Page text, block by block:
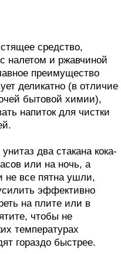
средство,
налетом и ржавчиной
преимущество
деликатно (в отличие
бытовой химии),
напиток для чистки
два стакана кока-
или на ночь, а
не все пятна ушли,
эффективно
на плите или в
чтобы не
температурах
гораздо быстрее.